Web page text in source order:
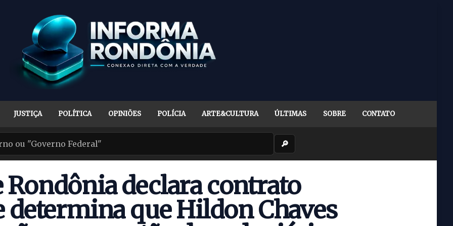
JUSTIÇA POLÍTICA OPINIÕES POLÍCIA ARTE&CULTURA ÚLTIMAS SOBRE CONTATO
🔎
Rondônia declara contrato
determina que Hildon Chaves